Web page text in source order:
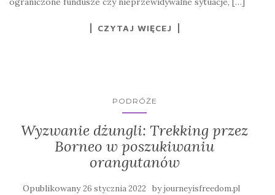
CZYTAJ WIĘCEJ
PODRÓŻE
Wyzwanie dżungli: Trekking przez
Borneo w poszukiwaniu
orangutanów
Opublikowany26 stycznia 2022 byjourneyisfreedom.pl